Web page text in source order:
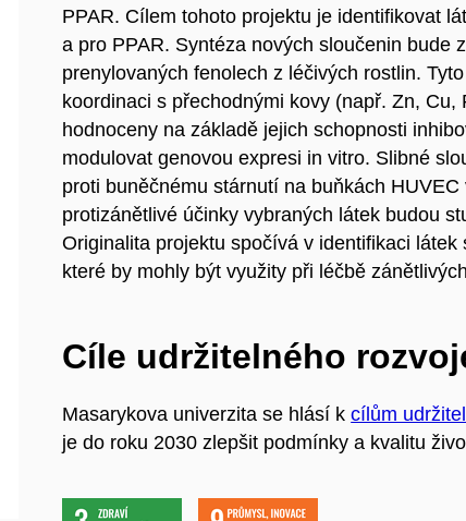
PPAR. Cílem tohoto projektu je identifikovat
a pro PPAR. Syntéza nových sloučenin bude
prenylovaných fenolech z léčivých rostlin.
koordinaci s přechodnými kovy (např. Zn,
hodnoceny na základě jejich schopnosti
modulovat genovou expresi in vitro. Slibné
proti buněčnému stárnutí na buňkách
protizánětlivé účinky vybraných látek budou
Originalita projektu spočívá v identifikaci
které by mohly být využity při léčbě
Cíle udržitelného
Masarykova univerzita se hlásí kcílům
je do roku 2030 zlepšit podmínky a kvalitu